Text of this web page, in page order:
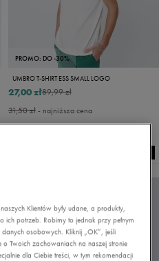
PROMO: DO -30%
UMBRO T-SHIRT ESS SMALL LOGO
89,99 zł
27,00 zł
31,50 zł- najniższa cena
Klientów były udane, a produkty,
potrzeb. Robimy to jednak przy pełnym
osobowych. Kliknij „OK”, jeśli
Twoich zachowaniach na naszej stronie
dla Ciebie treści, w tym rekomendacji